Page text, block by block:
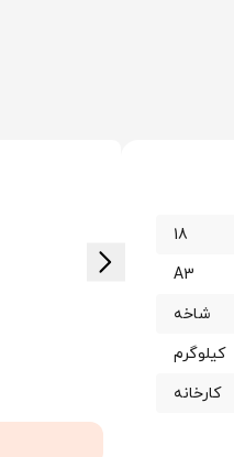
18
A3
شاخه
کیلوگرم
کارخانه